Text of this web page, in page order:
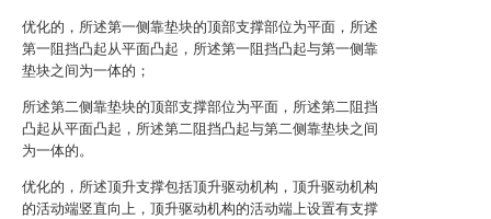
优化的，所述第一侧靠垫块的顶部支撑部位为平面，所述
第一阻挡凸起从平面凸起，所述第一阻挡凸起与第一侧靠
垫块之间为一体的；
所述第二侧靠垫块的顶部支撑部位为平面，所述第二阻挡
凸起从平面凸起，所述第二阻挡凸起与第二侧靠垫块之间
为一体的。
优化的，所述顶升支撑包括顶升驱动机构，顶升驱动机构
的活动端竖直向上，顶升驱动机构的活动端上设置有支撑